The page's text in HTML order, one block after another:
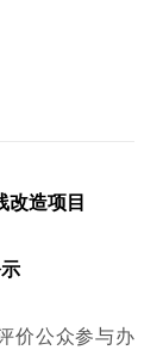
改造项目
价公众参与办